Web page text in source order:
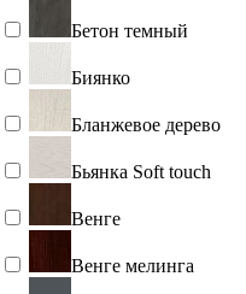
Бетон темный
Биянко
Бланжевое дерево
Бьянка Soft touch
Венге
Венге мелинга